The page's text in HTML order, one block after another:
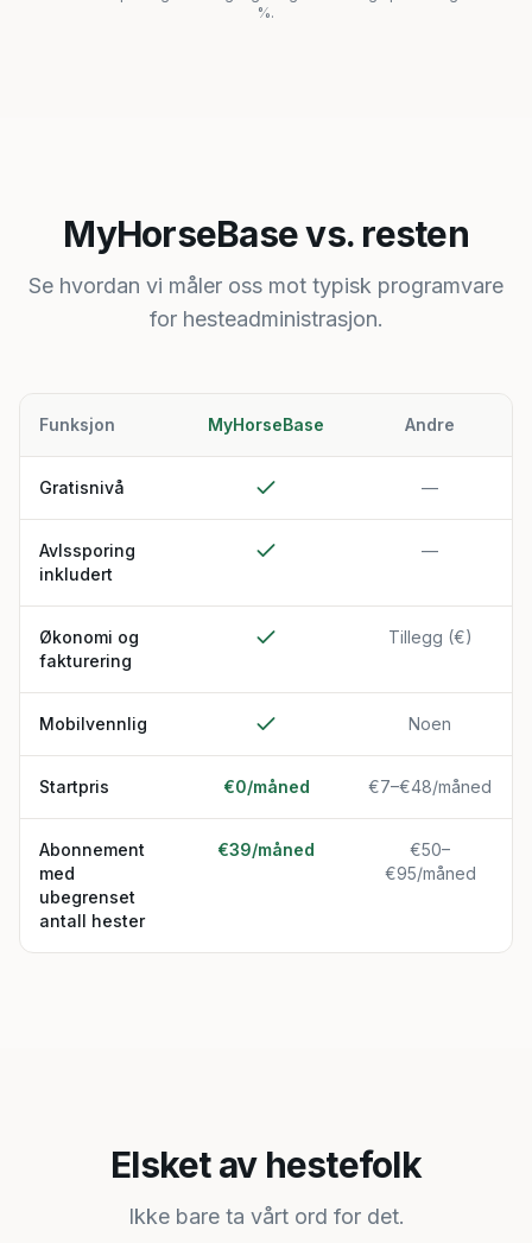
%.
MyHorseBase vs. resten
Se hvordan vi måler oss mot typisk programvare
for hesteadministrasjon.
Funksjon MyHorseBase Andre
Gratisnivå —
Avlssporing
inkludert
—
Økonomi og
fakturering
Tillegg (€)
Mobilvennlig Noen
Startpris €0/måned €7–€48/måned
Abonnement
med
ubegrenset
antall hester
€39/måned
€50–
€95/måned
Elsket av hestefolk
Ikke bare ta vårt ord for det.